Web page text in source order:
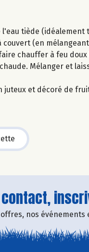
tiède (idéalement
couvert (en
chauffer à feu
Mélanger et
juteux et décoré de
nos événements